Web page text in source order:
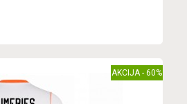
AKCIJA - 60%